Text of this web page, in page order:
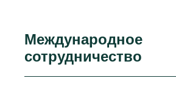
Международное
сотрудничество